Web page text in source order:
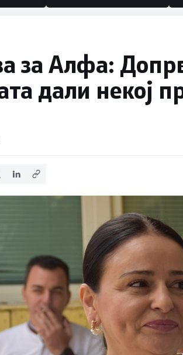
за Алфа:
дали некој